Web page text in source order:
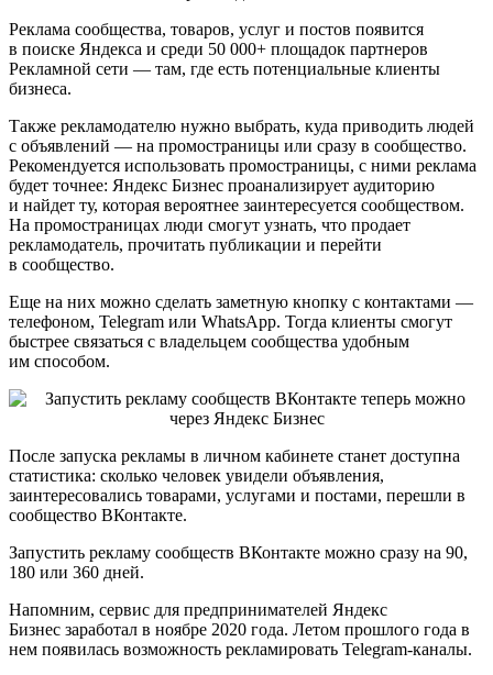
Реклама сообщества, товаров, услуг и постов появится
в поиске Яндекса и среди 50 000+ площадок партнеров
Рекламной сети — там, где есть потенциальные клиенты
бизнеса.
Также рекламодателю нужно выбрать, куда приводить людей
с объявлений — на промостраницы или сразу в сообщество.
Рекомендуется использовать промостраницы, с ними реклама
будет точнее: Яндекс Бизнес проанализирует аудиторию
и найдет ту, которая вероятнее заинтересуется сообществом.
На промостраницах люди смогут узнать, что продает
рекламодатель, прочитать публикации и перейти
в сообщество.
Еще на них можно сделать заметную кнопку с контактами —
телефоном, Telegram или WhatsApp. Тогда клиенты смогут
быстрее связаться с владельцем сообщества удобным
им способом.
После запуска рекламы в личном кабинете станет доступна
статистика: сколько человек увидели объявления,
заинтересовались товарами, услугами и постами, перешли в
сообщество ВКонтакте.
Запустить рекламу сообществ ВКонтакте можно сразу на 90,
180 или 360 дней.
Напомним, сервис для предпринимателей Яндекс
Бизнес заработал в ноябре 2020 года. Летом прошлого года в
нем появилась возможность рекламировать Telegram-каналы.